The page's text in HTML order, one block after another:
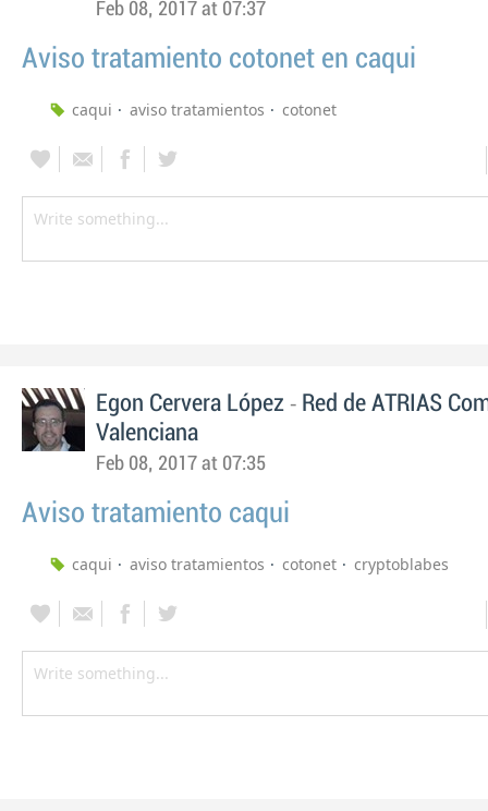
Feb 08, 2017 at 07:37
Aviso tratamiento cotonet en caqui
caqui aviso tratamientos cotonet
Egon Cervera López - Red de ATRIAS
Valenciana
Feb 08, 2017 at 07:35
Aviso tratamiento caqui
caqui aviso tratamientos cotonet cryptoblabes